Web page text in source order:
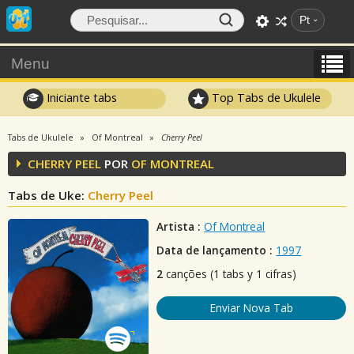
Pt
Menu
Iniciante tabs Top Tabs de Ukulele
Tabs de Ukulele Of Montreal Cherry Peel
CHERRY PEEL POR OF MONTREAL
Tabs de Uke: Cherry Peel
Artista : Of Montreal
Data de lançamento : 1997
2 canções (1 tabs y 1 cifras)
Enviar Nova Tab